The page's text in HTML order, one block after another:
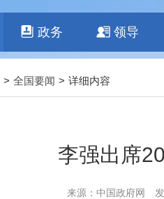
政务 领导
> 全国要闻 > 详细内容
李强出席
来源：中国政府网